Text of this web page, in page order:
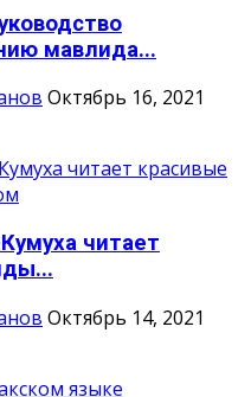
мавлида...
Октябрь 16, 2021
читает
Октябрь 14, 2021